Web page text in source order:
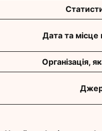
Дата та місце
Організація,